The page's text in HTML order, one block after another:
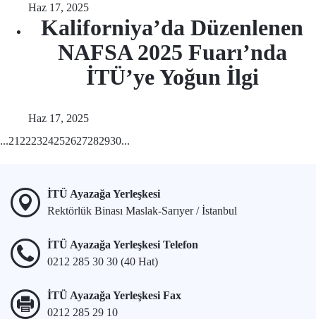
Haz 17, 2025
Kaliforniya’da Düzenlenen
NAFSA 2025 Fuarı’nda
İTÜ’ye Yoğun İlgi
Haz 17, 2025
...21 222324252627282930...
İTÜ Ayazağa Yerleşkesi
Rektörlük Binası Maslak-Sarıyer / İstanbul
İTÜ Ayazağa Yerleşkesi Telefon
0212 285 30 30 (40 Hat)
İTÜ Ayazağa Yerleşkesi Fax
0212 285 29 10